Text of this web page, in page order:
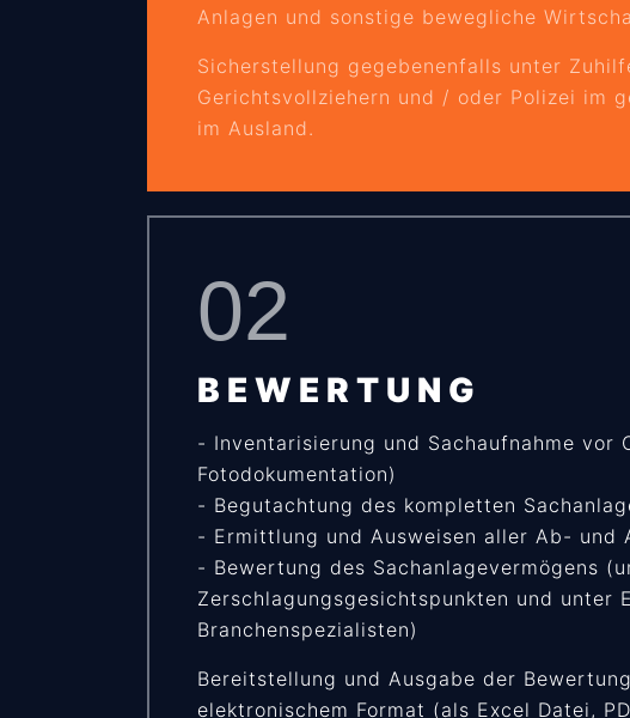
Anlagen und sonstige bewegliche
Sicherstellung gegebenenfalls unter
Gerichtsvollziehern und / oder Polizei im
im Ausland.
02
BEWERTUNG
- Inventarisierung und Sachaufnahme vor
Fotodokumentation)
- Begutachtung des kompletten
- Ermittlung und Ausweisen aller Ab- und
- Bewertung des Sachanlagevermögens
Zerschlagungsgesichtspunkten und unter
Branchenspezialisten)
Bereitstellung und Ausgabe der
elektronischem Format (als Excel Datei,